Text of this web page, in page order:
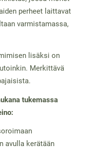
perheet laittavat
varmistamassa,
lisäksi on
Merkittävä
tukemassa
avulla kerätään